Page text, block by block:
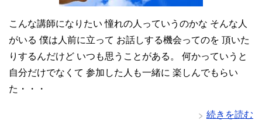
こんな講師になりたい 憧れの人っていうのかな そんな人
がいる 僕は人前に立って お話しする機会ってのを 頂いた
りするんだけど いつも思うことがある。 何かっていうと
自分だけでなくて 参加した人も一緒に 楽しんでもらい
た・・・
続きを読む